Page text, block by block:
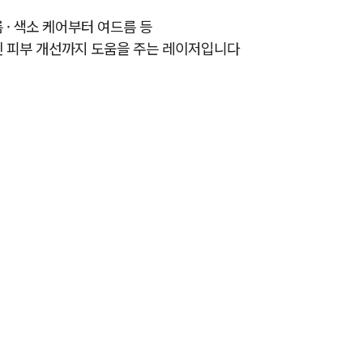
· 색소 케어부터 여드름 등
피부 개선까지 도움을 주는 레이저입니다